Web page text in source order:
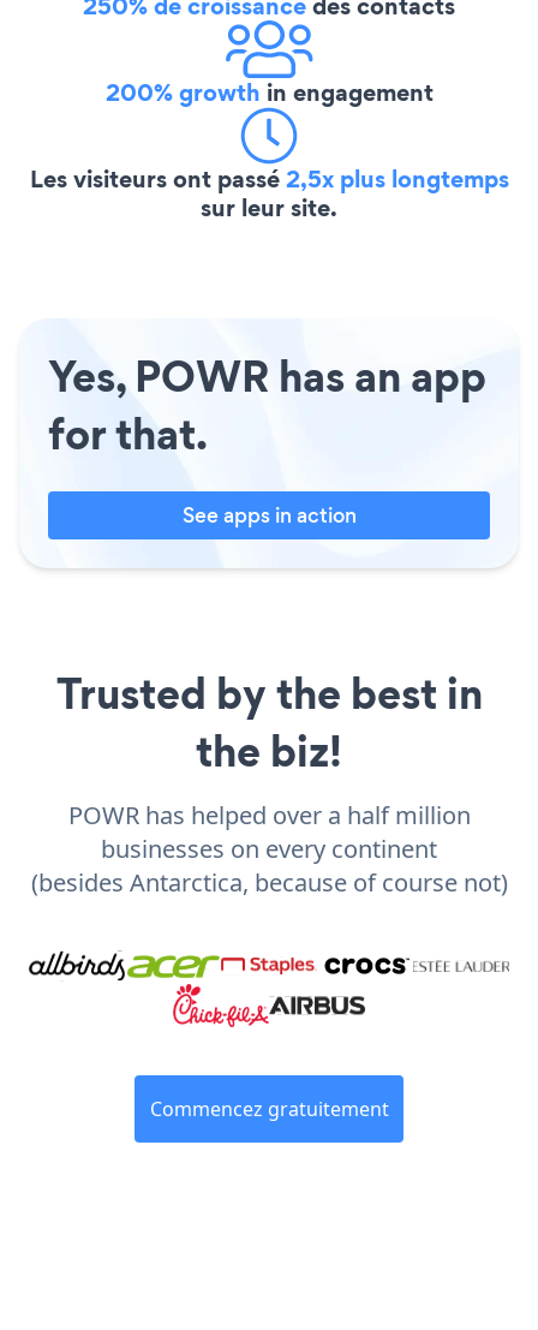
200% growth in engagement
Les visiteurs ont passé2,5x plus longtemps
sur leur site.
Yes, POWR has an app
for that.
See apps in action
Trusted by the best in
the biz!
POWR has helped over a half million
businesses on every continent
(besides Antarctica, because of course not)
Commencez gratuitement